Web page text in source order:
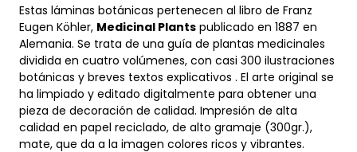
Estas láminas botánicas pertenecen al libro de Franz
Eugen Köhler, Medicinal Plants publicado en 1887 en
Alemania. Se trata de una guía de plantas medicinales
dividida en cuatro volúmenes, con casi 300 ilustraciones
botánicas y breves textos explicativos . El arte original se
ha limpiado y editado digitalmente para obtener una
pieza de decoración de calidad. Impresión de alta
calidad en papel reciclado, de alto gramaje (300gr.),
mate, que da a la imagen colores ricos y vibrantes.